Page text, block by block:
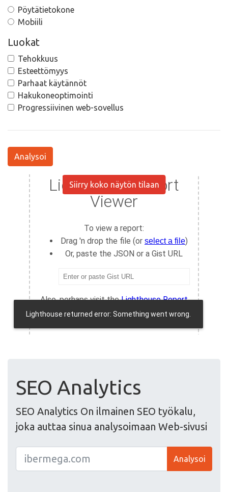
Pöytätietokone
Mobiili
Luokat
Tehokkuus
Esteettömyys
Parhaat käytännöt
Hakukoneoptimointi
Progressiivinen web-sovellus
Analysoi
Siirry koko näytön tilaan
SEO Analytics
SEO Analytics On ilmainen SEO työkalu,
joka auttaa sinua analysoimaan Web-sivusi
Analysoi